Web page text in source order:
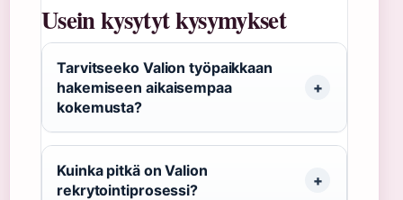
Usein kysytyt kysymykset
Tarvitseeko Valion työpaikkaan
hakemiseen aikaisempaa
kokemusta?
Kuinka pitkä on Valion
rekrytointiprosessi?